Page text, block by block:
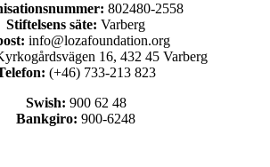
802480-2558
Stiftelsens säte: Varberg
info@lozafoundation.org
16, 432 45 Varberg
(+46) 733-213 823
Swish: 900 62 48
Bankgiro: 900-6248